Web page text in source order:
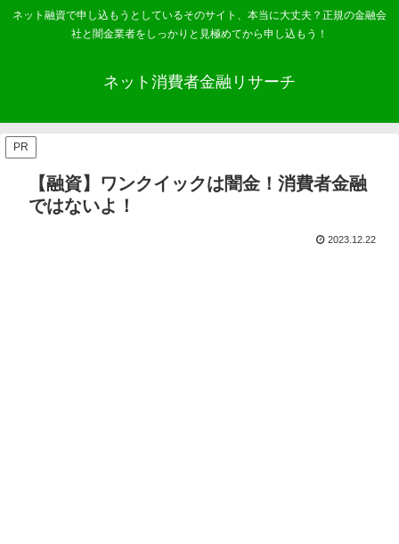
ネット融資で申し込もうとしているそのサイト、本当に大丈夫？正規の金融会
社と闇金業者をしっかりと見極めてから申し込もう！
ネット消費者金融リサーチ
PR
【融資】ワンクイックは闇金！消費者金融
ではないよ！
2023.12.22